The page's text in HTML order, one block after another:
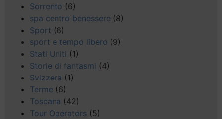
Sorrento (6)
spa centro benessere (8)
Sport (6)
sport e tempo libero (9)
Stati Uniti (1)
Storie di fantasmi (4)
Svizzera (1)
Terme (6)
Toscana (42)
Tour Operators (5)